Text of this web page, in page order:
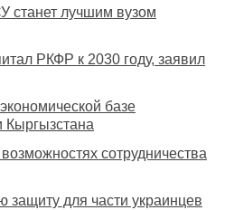
станет лучшим вузом
РКФР к 2030 году, заявил
базе
Кыргызстана
сотрудничества
защиту для части украинцев